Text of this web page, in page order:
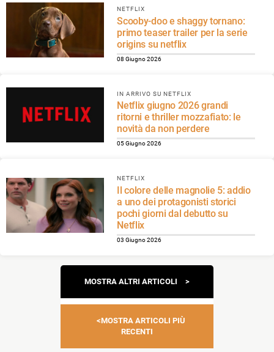
NETFLIX
Scooby-doo e shaggy tornano:
primo teaser trailer per la serie
origins su netflix
08 Giugno 2026
IN ARRIVO SU NETFLIX
Netflix giugno 2026 grandi
ritorni e thriller mozzafiato: le
novità da non perdere
05 Giugno 2026
NETFLIX
a uno dei protagonisti storici
pochi giorni dal debutto su
Netflix
03 Giugno 2026
articoli
MOSTRA ALTRI ARTICOLI
MOSTRA ARTICOLI PIÙ
RECENTI